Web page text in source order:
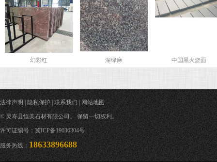
幻彩红 深绿麻 中国黑火烧面
法律声明 隐私保护| 联系我们| 网站地图
© 灵寿县恒美石材有限公司。 保留一切权利。
许可证编号：冀ICP备19036304号
服务热线： 18633896688